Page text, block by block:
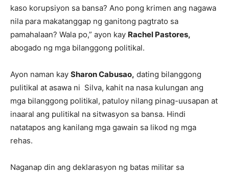
kaso korupsiyon sa bansa? Ano pong krimen ang nagawa
nila para makatanggap ng ganitong pagtrato sa
pamahalaan? Wala po,” ayon kay Rachel Pastores,
abogado ng mga bilanggong politikal.
Ayon naman kay Sharon Cabusao, dating bilanggong
pulitikal at asawa ni Silva, kahit na nasa kulungan ang
mga bilanggong politikal, patuloy nilang pinag-uusapan at
inaaral ang pulitikal na sitwasyon sa bansa. Hindi
natatapos ang kanilang mga gawain sa likod ng mga
rehas.
Naganap din ang deklarasyon ng batas militar sa